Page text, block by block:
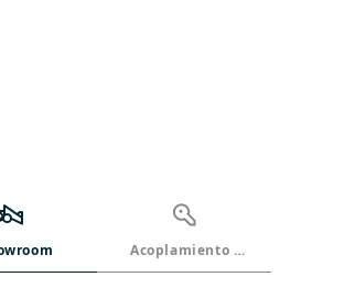
Acoplamiento y manejo